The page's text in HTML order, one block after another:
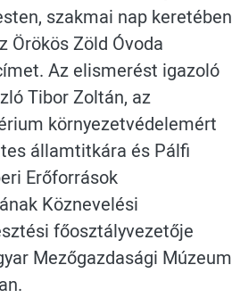
szakmai nap keretében
Örökös Zöld Óvoda
Az elismerést igazoló
Tibor Zoltán, az
környezetvédelemért
államtitkára és Pálfi
Erőforrások
Köznevelési
főosztályvezetője
Mezőgazdasági Múzeum